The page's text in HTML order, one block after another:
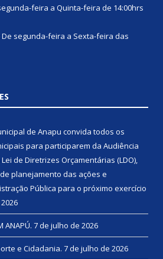
feira a Quinta-feira de 14:00hrs
segunda-feira a Sexta-feira das
de Anapu convida todos os
para participarem da Audiência
de Diretrizes Orçamentárias (LDO),
planejamento das ações e
Pública para o próximo exercício
ANAPÚ. 7 de julho de 2026
e Cidadania. 7 de julho de 2026